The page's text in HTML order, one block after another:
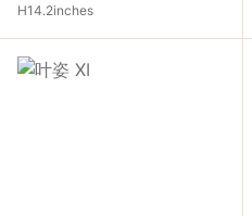
H14.2inches